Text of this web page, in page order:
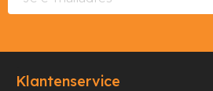
Klantenservice